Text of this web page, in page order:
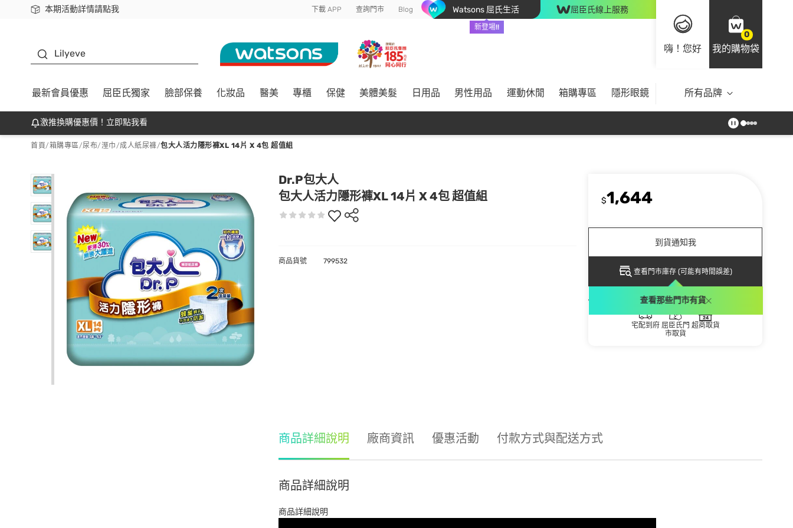
本期活動詳情請點我
下載app最高回饋$350 下載 APP 查詢門市 Blog Watsons 屈氏生活
新登場!!
屈臣氏線上服務
嗨！您好
0
我的購物袋
Lilyeve
最新會員優惠 屈臣氏獨家 臉部保養 化妝品 醫美 專櫃 保健 美體美髮 日用品 男性用品 運動休閒 箱購專區 隱形眼鏡 所有品牌
激推換購優惠價！立即點我看
首頁/箱購專區/尿布/溼巾/成人紙尿褲/包大人活力隱形褲XL 14片 X 4包 超值組
Dr.P包大人
包大人活力隱形褲XL 14片 X 4包 超值組
$1,644
到貨通知我
查看門市庫存 (可能有時間誤差)
查看那些門市有貨
配送方式
宅配到府 屈臣氏門
市取貨
超商取貨
商品貨號 799532
商品詳細說明 廠商資訊 優惠活動 付款方式與配送方式
商品詳細說明
商品詳細說明